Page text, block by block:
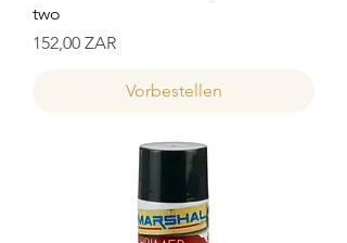
two
Preis
152,00 ZAR
Vorbestellen